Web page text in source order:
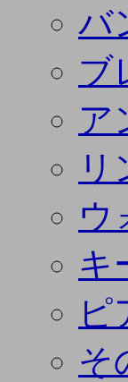
バ
ブ
ア
リ
ウ
キ
ピ
そ